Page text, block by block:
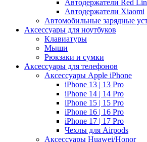
Автодержатели Red
Автодержатели Xiaomi
Автомобильные зарядные
Аксессуары для ноутбуков
Клавиатуры
Мыши
Рюкзаки и сумки
Аксессуары для телефонов
Аксессуары Apple iPhone
iPhone 13 | 13 Pro
iPhone 14 | 14 Pro
iPhone 15 | 15 Pro
iPhone 16 | 16 Pro
iPhone 17 | 17 Pro
Чехлы для Airpods
Аксессуары Huawei/Honor